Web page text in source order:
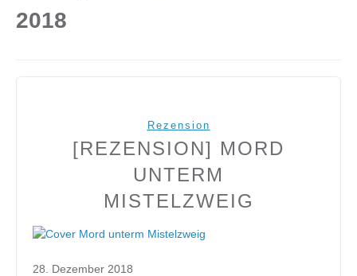
2018
Rezension
[REZENSION] MORD
UNTERM
MISTELZWEIG
28. Dezember 2018